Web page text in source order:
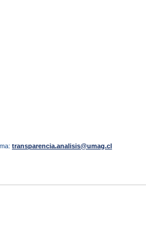
transparencia.analisis@umag.cl